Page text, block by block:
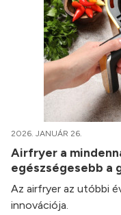
2026. JANUÁR 26.
Airfryer a
egészségesebb a
Az airfryer az utóbbi
innovációja.